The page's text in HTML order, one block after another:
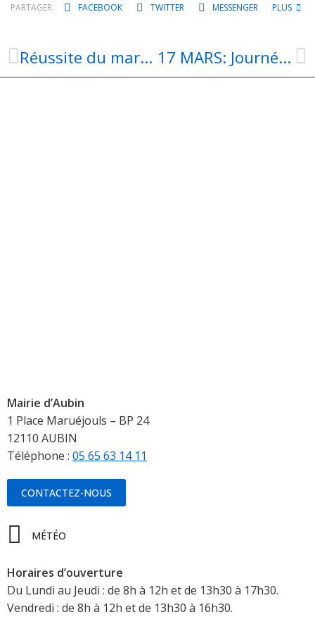
PARTAGER: FACEBOOK TWITTER MESSENGER PLUS
Réussite du marché de Noël 17 MARS: Journée Nationale des Aides à Domicile
Mairie d’Aubin
1 Place Maruéjouls – BP 24
12110 AUBIN
Téléphone : 05 65 63 14 11
CONTACTEZ-NOUS
MÉTÉO
Horaires d’ouverture
Du Lundi au Jeudi : de 8h à 12h et de 13h30 à 17h30.
Vendredi : de 8h à 12h et de 13h30 à 16h30.